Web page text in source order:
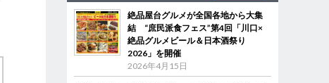
絶品屋台グルメが全国各地から大集
結 “庶民派食フェス”第4回「川口×
絶品グルメビール＆日本酒祭り
2026」を開催
2026年4月15日